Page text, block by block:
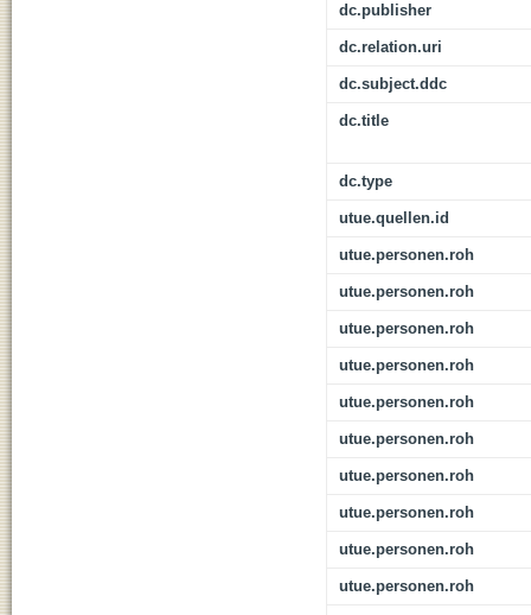
dc.publisher
dc.relation.uri
dc.subject.ddc
dc.title
dc.type
utue.quellen.id
utue.personen.roh
utue.personen.roh
utue.personen.roh
utue.personen.roh
utue.personen.roh
utue.personen.roh
utue.personen.roh
utue.personen.roh
utue.personen.roh
utue.personen.roh